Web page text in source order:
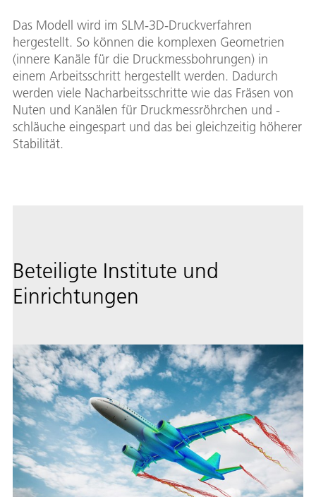
Das Modell wird im SLM-3D-Druckverfahren
hergestellt. So können die komplexen Geometrien
(innere Kanäle für die Druckmessbohrungen) in
einem Arbeitsschritt hergestellt werden. Dadurch
werden viele Nacharbeitsschritte wie das Fräsen von
Nuten und Kanälen für Druckmessröhrchen und -
schläuche eingespart und das bei gleichzeitig höherer
Stabilität.
Beteiligte Institute und
Einrichtungen